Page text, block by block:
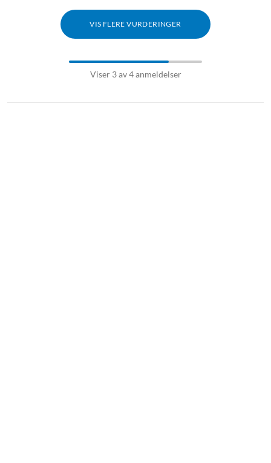
VIS FLERE VURDERINGER
Viser 3 av 4 anmeldelser